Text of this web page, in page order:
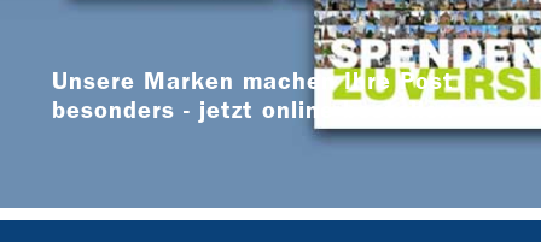
Unsere Marken machen Ihre Post
besonders - jetzt online bestellen